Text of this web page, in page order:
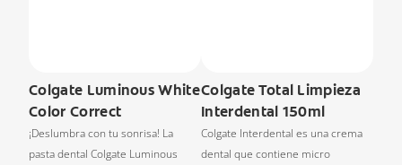
Colgate Luminous White
Color Correct
¡Deslumbra con tu sonrisa! La
pasta dental Colgate Luminous
Colgate Total Limpieza
Interdental 150ml
Colgate Interdental es una crema
dental que contiene micro